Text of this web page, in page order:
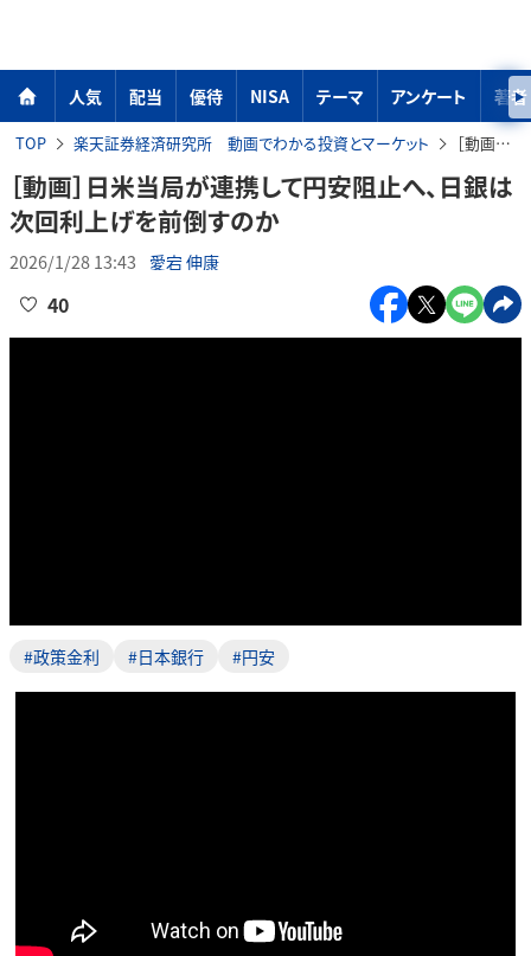
人気 配当 優待 NISA テーマ アンケート 著者
TOP 楽天証券経済研究所 動画でわかる投資とマーケット ［動画］日米当局が連携して円安阻止へ、日銀は次回利上げを前倒すのか
［動画］日米当局が連携して円安阻止へ、日銀は
次回利上げを前倒すのか
2026/1/28 13:43 愛宕 伸康
40
#政策金利 #日本銀行 #円安